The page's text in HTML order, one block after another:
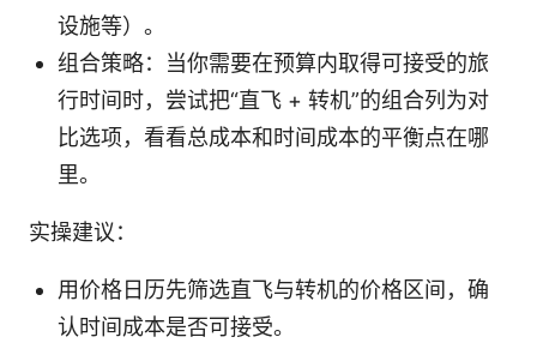
设施等）。
组合策略：当你需要在预算内取得可接受的旅
行时间时，尝试把“直飞 + 转机”的组合列为对
比选项，看看总成本和时间成本的平衡点在哪
里。
实操建议：
用价格日历先筛选直飞与转机的价格区间，确
认时间成本是否可接受。